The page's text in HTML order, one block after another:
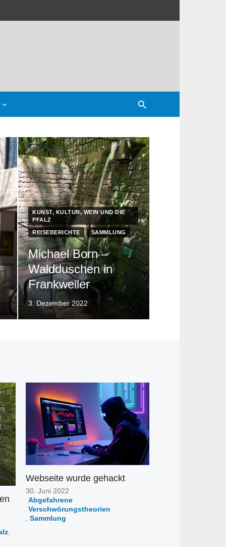
KUNST, KULTUR, WEIN UND DIE
PFALZ
REISEBERICHTE SAMMLUNG
Michael Born –
Waldduschen in
Frankweiler
Posted
3. Dezember 2022
Webseite wurde gehackt
Posted
on
30. Juni 2022
Abgefahrene
Verschwörungstheorien
, Sammlung